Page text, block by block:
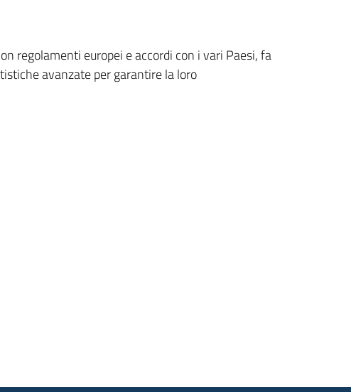
regolamenti europei e accordi con i vari Paesi, fa
avanzate per garantire la loro